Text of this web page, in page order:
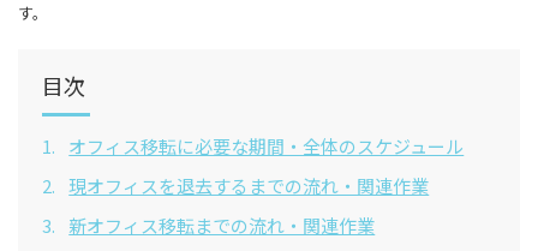
す。
目次
1.
オフィス移転に必要な期間・全体のスケジュール
2. 現オフィスを退去するまでの流れ・関連作業
3.
新オフィス移転までの流れ・関連作業